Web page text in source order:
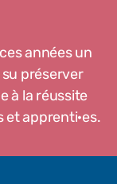
années un
préserver
à la réussite
et apprenti·es.